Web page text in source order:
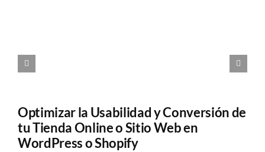
Optimizar la Usabilidad y Conversión de
tu Tienda Online o Sitio Web en
WordPress o Shopify